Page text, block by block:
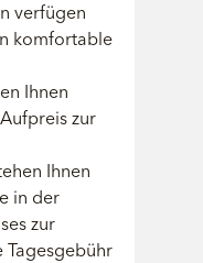
verfügen
komfortable
Ihnen
zur
Ihnen
in der
zur
Tagesgebühr